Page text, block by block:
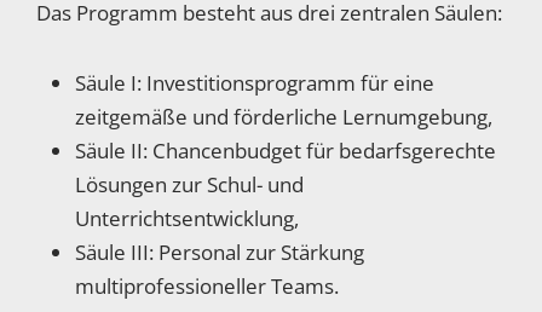
Das Programm besteht aus drei zentralen Säulen:
Säule I: Investitionsprogramm für eine
zeitgemäße und förderliche Lernumgebung,
Säule II: Chancenbudget für bedarfsgerechte
Lösungen zur Schul- und
Unterrichtsentwicklung,
Säule III: Personal zur Stärkung
multiprofessioneller Teams.